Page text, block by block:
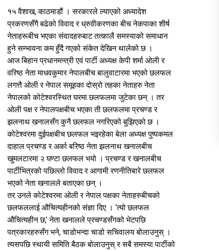
१५ वैशाख, काठमाडौं । सरकारले ल्याएको अध्यादेश
प्रकरणसँगै बढेको विवाद र ध्रुवीकरणका बीच नेकपाका शीर्ष
नेताहरूबीच भएका संवादहरुबाट तत्कालै समस्याको समाधान
हुने सम्भावना कम हुँदै गएको संकेत देखिन थालेको छ ।
आज बिहान प्रधानमन्त्री एवं पार्टी अध्यक्ष केपी शर्मा ओली र
वरिष्ठ नेता माधवकुमार नेपालबीच बालुवाटारमा भएको छलफल
लगत्तै ओली र नेपाल समूहका दोस्रो तहका नेताहरु नेता
नेपालको कोटेश्वरस्थित घरमा छलफलमा जुटेका छन् । तर
ओली पक्ष र नेपालपक्षबीच भएका ती छलफलमा प्रचण्ड र
झलनाथ खनालसँग कुनै छलफल नगरिएको बुझिएको छ ।
कोटेश्वरमा दुईपक्षबीच छलफल भइरहेका बेला अध्यक्ष पुष्पकमल
दाहाल प्रचण्ड र अर्का बरिष्ठ नेता झलनाथ खनालबीच
खुमलटारमा २ घण्टा छलफल भयो । प्रचण्ड र खनालबीच
पार्टीभित्रको पछिल्लो विवाद र आगामी रणनीतिबारे छलफल
भएको नेता खनालले बताएका छन् ।
तर उनले कोटेश्वरमा ओली र नेपाल पक्षका नेताहरुबीचको
छलफललाई औचित्यहीनको संज्ञा दिए । ‘त्यो छलफल
औचित्यहीन छ,’ नेता खनालले प्रचण्डसँगको भेटपछि
पत्रकारहरुसँग भने, चाडोभन्दा चाडो सचिवालय बोलाउनुस् ।
त्यसपछि स्थायी समिति बैठक बोलाउनुस् र सबै समस्या पार्टीको